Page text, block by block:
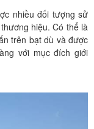
nhiều đối tượng sử
hiệu. Có thể là
trên bạt dù và được
với mục đích giới